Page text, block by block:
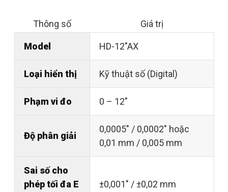
Thông số Giá trị
Model HD-12"AX
Loại hiển thị Kỹ thuật số (Digital)
Phạm vi đo 0 – 12"
Độ phân giải
0,0005" / 0,0002" hoặc
0,01 mm / 0,005 mm
Sai số cho
phép tối đa E
±0,001" / ±0,02 mm